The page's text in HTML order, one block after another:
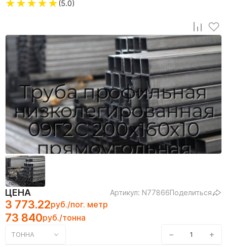
★★★★★(5.0)
ЦЕНА Артикул: N77866Поделиться
3 773.22руб./пог. метр
73 840руб./тонна
ТОННА − +